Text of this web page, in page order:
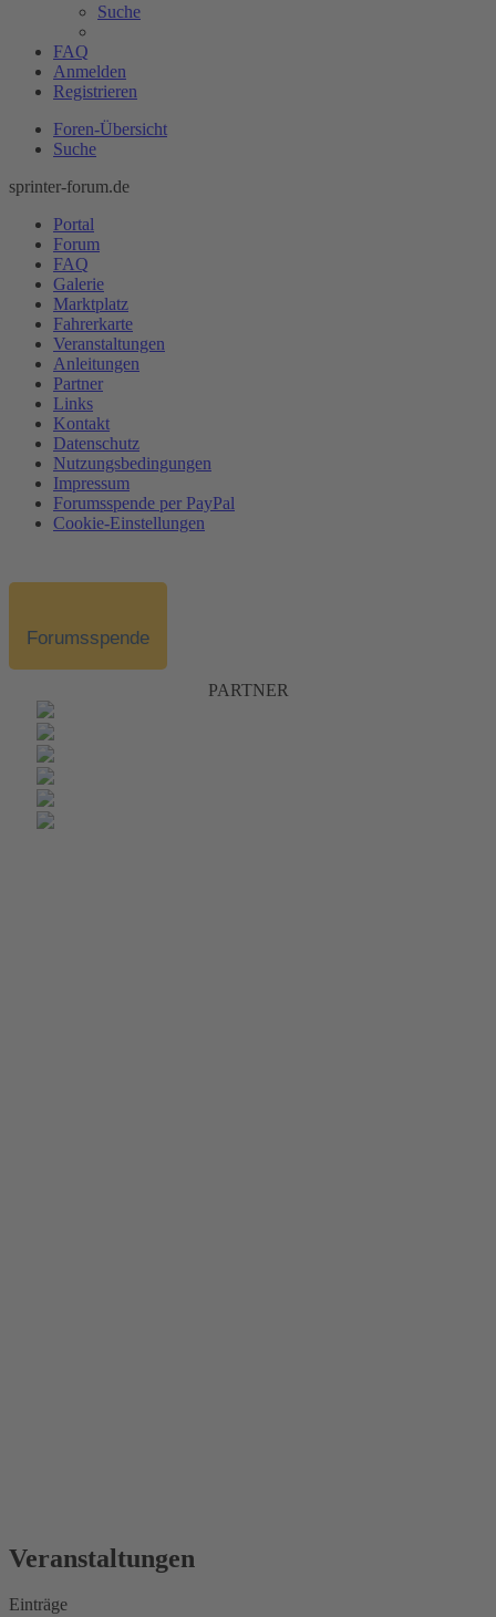
Suche
FAQ
Anmelden
Registrieren
Foren-Übersicht
Suche
sprinter-forum.de
Portal
Forum
FAQ
Galerie
Marktplatz
Fahrerkarte
Veranstaltungen
Anleitungen
Partner
Links
Kontakt
Datenschutz
Nutzungsbedingungen
Impressum
Forumsspende per PayPal
Cookie-Einstellungen
Forumsspende
PARTNER
Veranstaltungen
Einträge